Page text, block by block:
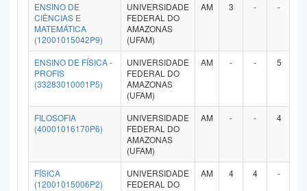
ENSINO DE
CIÊNCIAS E
MATEMÁTICA
(12001015042P9)
UNIVERSIDADE
FEDERAL DO
AMAZONAS
(UFAM)
AM 3 - -
ENSINO DE FÍSICA -
PROFIS
(33283010001P5)
UNIVERSIDADE
FEDERAL DO
AMAZONAS
(UFAM)
AM - - 5
FILOSOFIA
(40001016170P6)
UNIVERSIDADE
FEDERAL DO
AMAZONAS
(UFAM)
AM - - 4
FÍSICA
(12001015006P2)
UNIVERSIDADE
FEDERAL DO
AM 4 4 -